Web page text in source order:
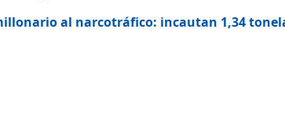
al narcotráfico: incautan 1,34